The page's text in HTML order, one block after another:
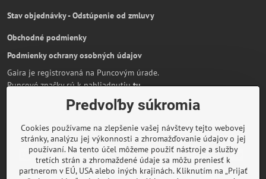
Stav objednávky - Odstúpenie od zmluvy
Obchodné podmienky
Podmienky ochrany osobných údajov
Gaira je registrovaná na Puncovým úrade.
Puncové značky sú k nahliadnutiutu.
Partnerská stránka:AmiraShop.sk Bypami.cz
Informácie o platbe kartou
Predvoľby súkromia
Cookies používame na zlepšenie vašej návštevy tejto webovej
stránky, analýzu jej výkonnosti a zhromažďovanie údajov o jej
používaní. Na tento účel môžeme použiť nástroje a služby
tretích strán a zhromaždené údaje sa môžu preniesť k
partnerom v EÚ, USA alebo iných krajinách. Kliknutím na „Prijať